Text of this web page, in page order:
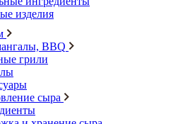
изделия
BBQ
грили
сыра